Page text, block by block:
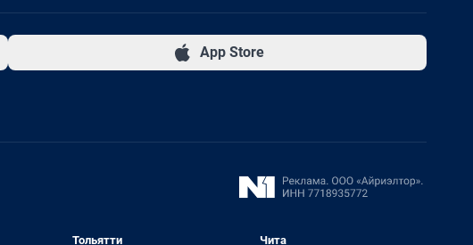
App Store
Тольятти Чита